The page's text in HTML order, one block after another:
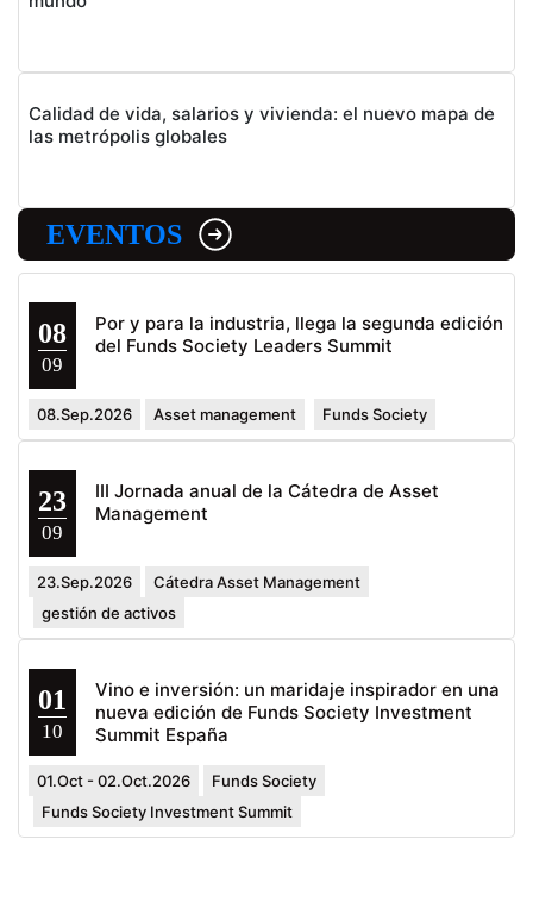
Calidad de vida, salarios y vivienda: el nuevo mapa de
las metrópolis globales
EVENTOS
08
09
Por y para la industria, llega la segunda edición
del Funds Society Leaders Summit
08.Sep.2026 Asset management Funds Society
23
09
III Jornada anual de la Cátedra de Asset
Management
23.Sep.2026
Cátedra Asset Management
gestión de activos
01
10
Vino e inversión: un maridaje inspirador en una
nueva edición de Funds Society Investment
Summit España
01.Oct - 02.Oct.2026
Funds Society
Funds Society Investment Summit